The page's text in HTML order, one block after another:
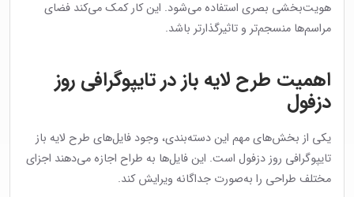
هویت‌بخشی بصری استفاده می‌شود. این کار کمک می‌کند فضای
مراسم‌ها منسجم‌تر و تاثیرگذارتر باشد.
اهمیت طرح لایه باز در تایپوگرافی روز
دزفول
یکی از بخش‌های مهم این دسته‌بندی، وجود فایل‌های طرح لایه باز
تایپوگرافی روز دزفول است. این فایل‌ها به طراح اجازه می‌دهند اجزای
مختلف طراحی را به‌صورت جداگانه ویرایش کند.